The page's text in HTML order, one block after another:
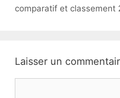
comparatif et classement
Laisser un